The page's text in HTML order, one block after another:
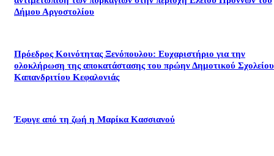
Δήμου Αργοστολίου
Πρόεδρος Κοινότητας Ξενόπουλου: Ευχαριστήριο για την
ολοκλήρωση της αποκατάστασης του πρώην Δημοτικού Σχολείου
Καπανδριτίου Κεφαλονιάς
Έφυγε από τη ζωή η Μαρίκα Κασσιανού